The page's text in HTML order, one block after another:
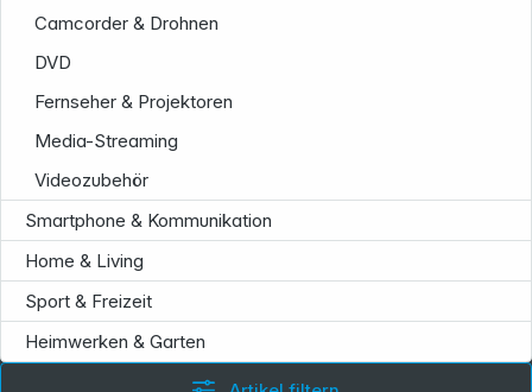
Camcorder & Drohnen
DVD
Fernseher & Projektoren
Media-Streaming
Videozubehör
Smartphone & Kommunikation
Home & Living
Sport & Freizeit
Heimwerken & Garten